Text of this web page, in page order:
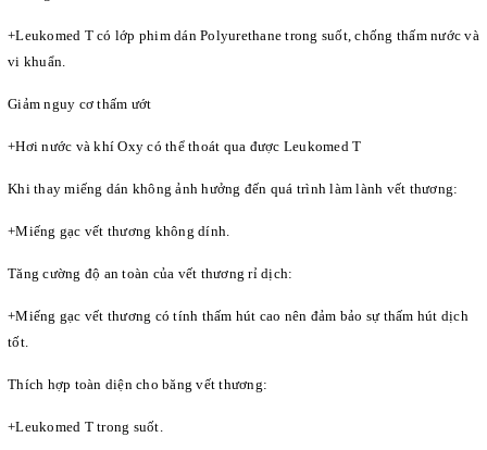
+Leukomed T có lớp phim dán Polyurethane trong suốt, chống thấm nước và
vi khuẩn.
Giảm nguy cơ thấm ướt
+Hơi nước và khí Oxy có thể thoát qua được Leukomed T
Khi thay miếng dán không ảnh hưởng đến quá trình làm lành vết thương:
+Miếng gạc vết thương không dính.
Tăng cường độ an toàn của vết thương rỉ dịch:
+Miếng gạc vết thương có tính thấm hút cao nên đảm bảo sự thấm hút dịch
tốt.
Thích hợp toàn diện cho băng vết thương:
+Leukomed T trong suốt.